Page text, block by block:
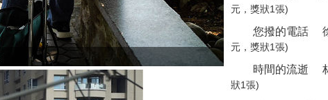
元，獎狀1張)
您撥的電話
元，獎狀1張)
時間的流逝
狀1張)